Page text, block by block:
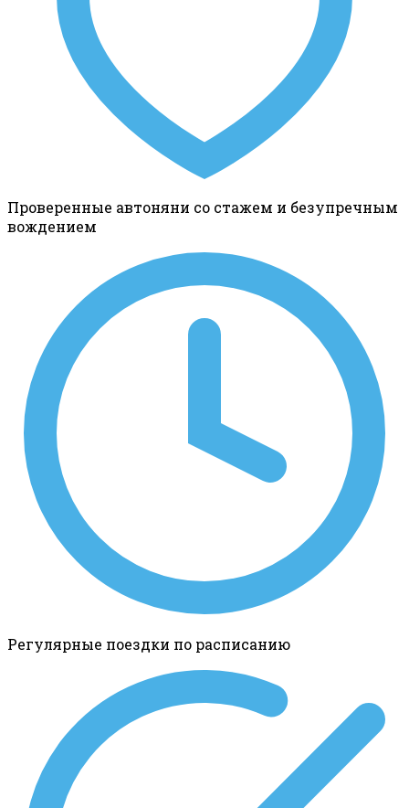
Проверенные автоняни со стажем и безупречным
вождением
Регулярные поездки по расписанию